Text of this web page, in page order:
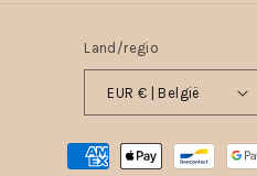
Land/regio
EUR € | België
Betaalmethoden